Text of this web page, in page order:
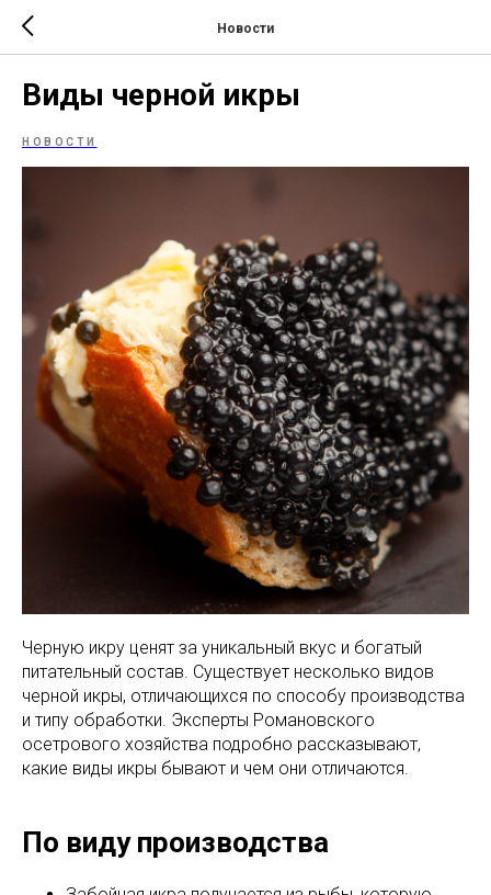
Новости
Виды черной икры
НОВОСТИ
Черную икру ценят за уникальный вкус и богатый
питательный состав. Существует несколько видов
черной икры, отличающихся по способу производства
и типу обработки. Эксперты Романовского
осетрового хозяйства подробно рассказывают,
какие виды икры бывают и чем они отличаются.
По виду производства